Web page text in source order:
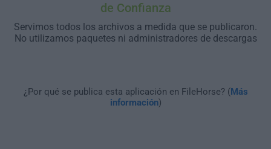
de Confianza
Servimos todos los archivos a medida que se publicaron.
No utilizamos paquetes ni administradores de descargas
¿Por qué se publica esta aplicación en FileHorse? (Más
información)